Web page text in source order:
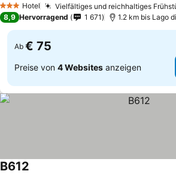
3 SterneHotel Vielfältiges und reichhaltiges
8,9 Hervorragend 1 671 1.2 km bis Lago
Ab € 75
Preise von 4 Websites anzeigen
B612